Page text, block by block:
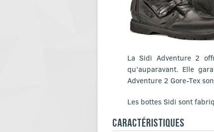
La Sidi Adventure 2
qu’auparavant. Elle
Adventure 2 Gore-Tex
Les bottes Sidi sont
CARACTÉRISTIQUES